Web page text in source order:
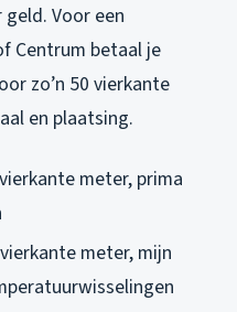
Voor een
Centrum betaal je
zo’n 50 vierkante
en plaatsing.
meter, prima
meter, mijn